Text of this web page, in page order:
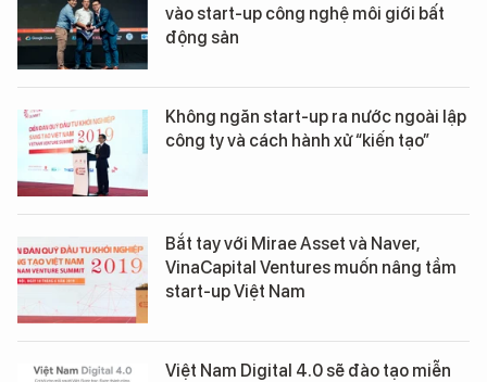
vào start-up công nghệ môi giới bất
động sản
Không ngăn start-up ra nước ngoài lập
công ty và cách hành xử “kiến tạo”
Bắt tay với Mirae Asset và Naver,
VinaCapital Ventures muốn nâng tầm
start-up Việt Nam
Việt Nam Digital 4.0 sẽ đào tạo miễn